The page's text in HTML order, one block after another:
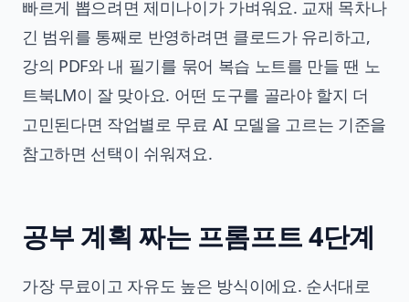
빠르게 뽑으려면 제미나이가 가벼워요. 교재 목차나
긴 범위를 통째로 반영하려면 클로드가 유리하고,
강의 PDF와 내 필기를 묶어 복습 노트를 만들 땐 노
트북LM이 잘 맞아요. 어떤 도구를 골라야 할지 더
고민된다면 작업별로 무료 AI 모델을 고르는 기준을
참고하면 선택이 쉬워져요.
공부 계획 짜는 프롬프트 4단계
가장 무료이고 자유도 높은 방식이에요. 순서대로